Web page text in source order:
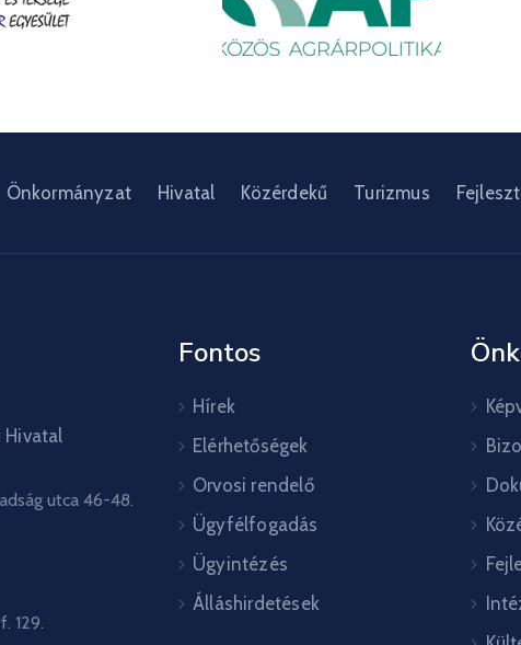
Önkormányzat Hivatal Közérdekű Turizmus
Hivatal
utca 46-48.
129.
Fontos
Hírek
Elérhetőségek
Orvosi rendelő
Ügyfélfogadás
Ügyintézés
Álláshirdetések